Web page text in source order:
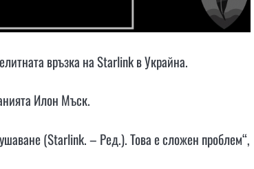
връзка на Starlink в Украйна.
Илон Мъск.
(Starlink. – Ред.). Това е сложен проблем“,